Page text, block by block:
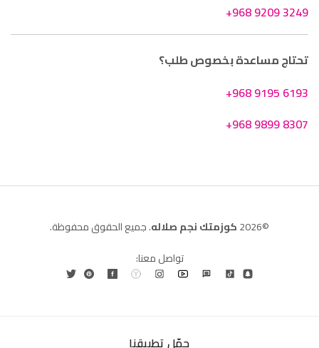
+968 9209 3249
تحتاج مساعدة بخصوص طلب؟
+968 9195 6193
+968 9899 8307
©2026 كوزمتك نجم صلاله. جميع الحقوق محفوظة.
تواصل معنا:
حمّل تطبيقنا